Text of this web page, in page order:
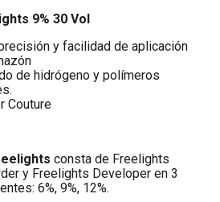
9% 30 Vol
y facilidad de aplicación
de hidrógeno y polímeros
Couture
consta de Freelights
y Freelights Developer en 3
6%, 9%, 12%.